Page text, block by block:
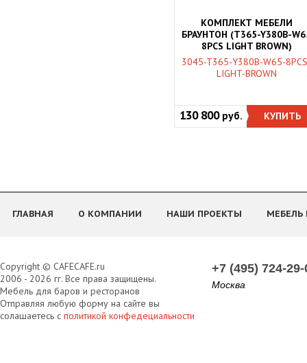
КОМПЛЕКТ МЕБЕЛИ
БРАУНТОН (T365-Y380B-
8PCS LIGHT BROWN)
3045-T365-Y380B-W65-
LIGHT-BROWN
130 800 руб. КУПИТЬ
ГЛАВНАЯ О КОМПАНИИ НАШИ ПРОЕКТЫ
Copyright © CAFECAFE.ru
2006 - 2026 гг. Все права защищены.
Мебель для баров и ресторанов
Отправляя любую форму на сайте вы
солашаетесь с политикой конфедециальности
+7 (495) 724-29-
Москва